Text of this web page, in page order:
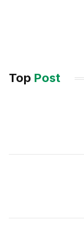
Top Post